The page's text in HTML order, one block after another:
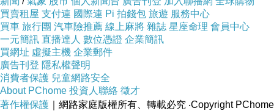
BELINDA超盛內衣：特色
✔運動風設計
買賣租屋 支付連 國際連 Pi 拍錢包 旅遊 服務中心
買車 旅行團 汽車險推薦 線上麻將 雜誌 星座命理 會員中心
一元簡訊 直播達人 數位憑證 企業簡訊
買網址 虛擬主機 企業郵件
廣告刊登 隱私權聲明
消費者保護 兒童網路安全
About PChome 投資人聯絡 徵才
著作權保護 ｜網路家庭版權所有、轉載必究 ‧Copyright PChome